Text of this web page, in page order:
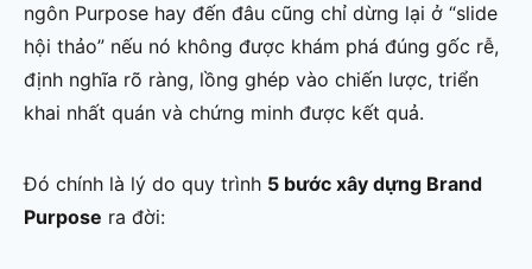
ngôn Purpose hay đến đâu cũng chỉ dừng lại ở “slide
hội thảo” nếu nó không được khám phá đúng gốc rễ,
định nghĩa rõ ràng, lồng ghép vào chiến lược, triển
khai nhất quán và chứng minh được kết quả.
Đó chính là lý do quy trình 5 bước xây dựng Brand
Purpose ra đời: